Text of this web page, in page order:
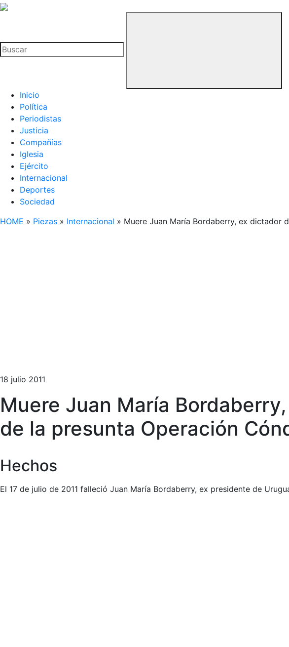
La
Buitre
Inicio
Política
Periodistas
Justicia
Compañías
Iglesia
Ejército
Internacional
Deportes
Sociedad
HOME » Piezas » Internacional » Muere Juan María Bordaberry, ex dictador
18 julio 2011
Muere Juan María
de la presunta Operación
Hechos
El 17 de julio de 2011 falleció Juan María Bordaberry, ex presidente de